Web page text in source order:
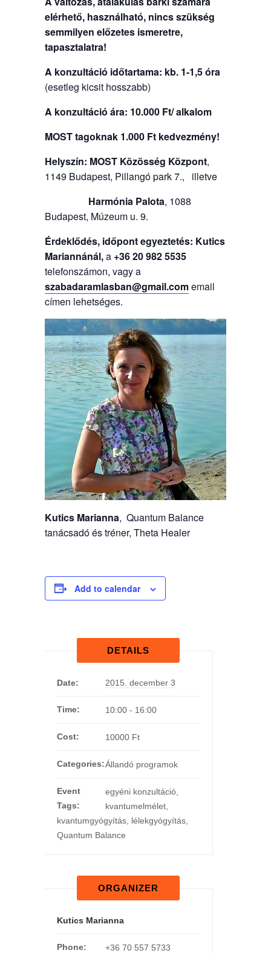
elérhető, használható, nincs szükség
semmilyen előzetes ismeretre,
tapasztalatra!
A konzultáció időtartama: kb. 1-1,5 óra
(esetleg kicsit hosszabb)
A konzultáció ára: 10.000 Ft/ alkalom
MOST tagoknak 1.000 Ft kedvezmény!
Helyszín: MOST Közösség Központ,
1149 Budapest, Pillangó park 7., illetve
Harmónia Palota, 1088
Budapest, Múzeum u. 9.
Érdeklődés, időpont egyeztetés: Kutics
Mariannánál,a +36 20 982 5535
telefonszámon, vagy a
szabadaramlasban@gmail.comemail
címen lehetséges.
Kutics Marianna, Quantum Balance
tanácsadó és tréner, Theta Healer
Add to calendar
DETAILS
Date: 2015. december 3
Time: 10:00 - 16:00
Cost: 10000 Ft
Categories:Állandó programok
Event
Tags:
egyéni konzultáció,
kvantumelmélet,
kvantumgyógyítás, lélekgyógyítás,
Quantum Balance
ORGANIZER
Kutics Marianna
Phone: +36 70 557 5733